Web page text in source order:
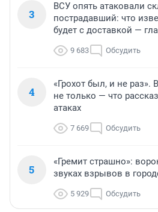
3
ВСУ опять атаковали
пострадавший: что
будет с доставкой —
9 683 Обсудить
4
«Грохот был, и не
не только — что
атаках
7 669 Обсудить
5
«Гремит страшно»:
звуках взрывов в
5 929 Обсудить